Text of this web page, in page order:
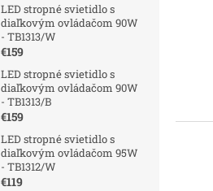
LED stropné svietidlo s
diaľkovým ovládačom 90W
- TB1313/W
€159
LED stropné svietidlo s
diaľkovým ovládačom 90W
- TB1313/B
€159
LED stropné svietidlo s
diaľkovým ovládačom 95W
- TB1312/W
€119